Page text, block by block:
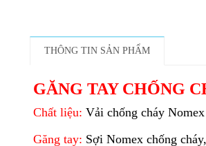
THÔNG TIN SẢN PHẨM
GĂNG TAY CHỐNG
Chất liệu: Vải chống cháy
Găng tay: Sợi Nomex chống